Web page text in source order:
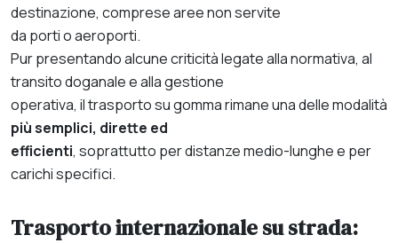
destinazione, comprese aree non servite
da porti o aeroporti.
Pur presentando alcune criticità legate alla normativa, al
transito doganale e alla gestione
operativa, il trasporto su gomma rimane una delle modalità
più semplici, dirette ed
efficienti, soprattutto per distanze medio-lunghe e per
carichi specifici.
Trasporto internazionale su strada: